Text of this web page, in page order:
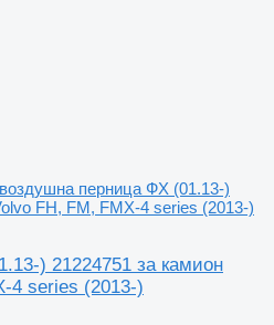
воздушна перница ФХ (01.13-)
FH, FM, FMX-4 series (2013-)
) 21224751 за камион
4 series (2013-)